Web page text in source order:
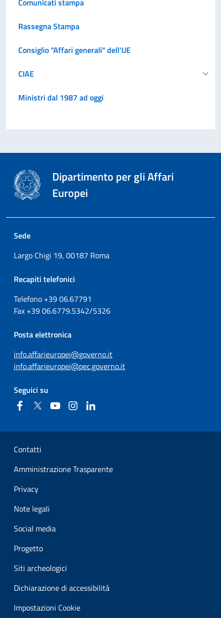
Rassegna Stampa
Consiglio "Affari generali" dell'UE
CIAE
Ministri dal 1987 ad oggi
Dipartimento per gli Affari
Europei
Sede
Largo Chigi 19, 00187 Roma
Recapiti telefonici
Telefono +3906.67791
Fax +3906.6779.5342/5326
Posta elettronica
info.affarieuropei@governo.it
info.affarieuropei@pec.governo.it
Seguici su
FacebookTwitter YouTubeInstagram
Sezione Link Utili
Contatti
Amministrazione Trasparente
Privacy
Note legali
Social media
Progetto
Siti archeologici
Dichiarazione di accessibilità
Impostazioni Cookie